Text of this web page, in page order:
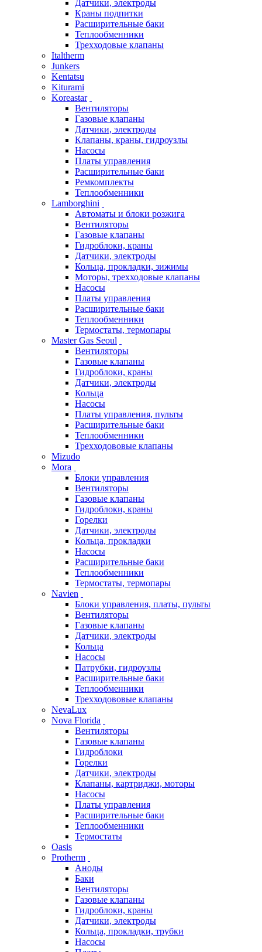
Датчики, электроды
Краны подпитки
Расширительные баки
Теплообменники
Трехходовые клапаны
Italtherm
Junkers
Kentatsu
Kiturami
Koreastar
Вентиляторы
Газовые клапаны
Датчики, электроды
Клапаны, краны, гидроузлы
Насосы
Платы управления
Расширительные баки
Ремкомплекты
Теплообменники
Lamborghini
Автоматы и блоки розжига
Вентиляторы
Газовые клапаны
Гидроблоки, краны
Датчики, электроды
Кольца, прокладки, зижимы
Моторы, трехходовые клапаны
Насосы
Платы управления
Расширительные баки
Теплообменники
Термостаты, термопары
Master Gas Seoul
Вентиляторы
Газовые клапаны
Гидроблоки, краны
Датчики, электроды
Кольца
Насосы
Платы управления, пульты
Расширительные баки
Теплообменники
Трехходововые клапаны
Mizudo
Mora
Блоки управления
Вентиляторы
Газовые клапаны
Гидроблоки, краны
Горелки
Датчики, электроды
Кольца, прокладки
Насосы
Расширительные баки
Теплообменники
Термостаты, термопары
Navien
Блоки управления, платы, пульты
Вентиляторы
Газовые клапаны
Датчики, электроды
Кольца
Насосы
Патрубки, гидроузлы
Расширительные баки
Теплообменники
Трехходововые клапаны
NevaLux
Nova Florida
Вентиляторы
Газовые клапаны
Гидроблоки
Горелки
Датчики, электроды
Клапаны, картриджи, моторы
Насосы
Платы управления
Расширительные баки
Теплообменники
Термостаты
Oasis
Protherm
Аноды
Баки
Вентиляторы
Газовые клапаны
Гидроблоки, краны
Датчики, электроды
Кольца, прокладки, трубки
Насосы